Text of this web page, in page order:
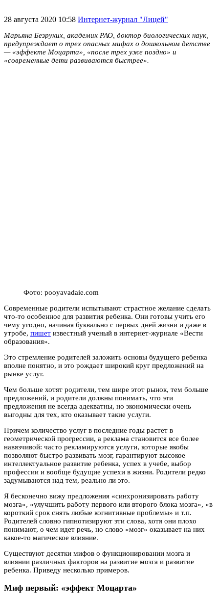
28 августа 2020 10:58 Интернет-журнал "Лицей"
Марьяна Безруких, академик РАО, доктор биологических наук,
предупреждает о трех опасных мифах о дошкольном детстве
— «эффекте Моцарта», «после трех уже поздно» и
«современные дети развиваются быстрее».
Фото: pooyavadaie.com
Современные родители испытывают страстное желание сделать
что-то особенное для развития ребенка. Они готовы учить его
чему угодно, начиная буквально с первых дней жизни и даже в
утробе, пишет известный ученый в интернет-журнале «Вести
образования».
Это стремление родителей заложить основы будущего ребенка
вполне понятно, и это рождает широкий круг предложений на
рынке услуг.
Чем больше хотят родители, тем шире этот рынок, тем больше
предложений, и родители должны понимать, что эти
предложения не всегда адекватны, но экономически очень
выгодны для тех, кто оказывает такие услуги.
Причем количество услуг в последние годы растет в
геометрической прогрессии, а реклама становится все более
навязчивой: часто рекламируются услуги, которые якобы
позволяют быстро развивать мозг, гарантируют высокое
интеллектуальное развитие ребенка, успех в учебе, выбор
профессии и вообще будущие успехи в жизни. Родители редко
задумываются над тем, реально ли это.
Я бесконечно вижу предложения «синхронизировать работу
мозга», «улучшить работу первого или второго блока мозга», «в
короткий срок снять любые когнитивные проблемы» и т.п.
Родителей словно гипнотизируют эти слова, хотя они плохо
понимают, о чем идет речь, но слово «мозг» оказывает на них
какое-то магическое влияние.
Существуют десятки мифов о функционировании мозга и
влиянии различных факторов на развитие мозга и развитие
ребенка. Приведу несколько примеров.
Миф первый: «эффект Моцарта»